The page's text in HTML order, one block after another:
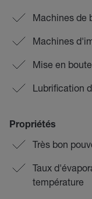
Machines de
Machines
Mise en
Lubrification
Propriétés
Très bon
Taux
température